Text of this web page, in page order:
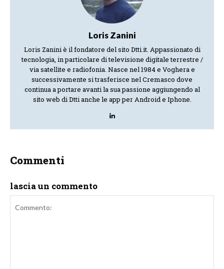
Loris Zanini
Loris Zanini è il fondatore del sito Dtti.it. Appassionato di
tecnologia, in particolare di televisione digitale terrestre /
via satellite e radiofonia. Nasce nel 1984 e Voghera e
successivamente si trasferisce nel Cremasco dove
continua a portare avanti la sua passione aggiungendo al
sito web di Dtti anche le app per Android e Iphone.
Commenti
lascia un commento